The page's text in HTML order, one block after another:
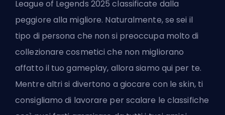
League of Legends 2025 classificate dalla
peggiore alla migliore. Naturalmente, se sei il
tipo di persona che non si preoccupa molto di
collezionare cosmetici che non migliorano
affatto il tuo gameplay, allora siamo qui per te.
Mentre altri si divertono a giocare con le skin, ti
consigliamo di lavorare per scalare le classifiche